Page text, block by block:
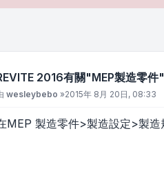
2016有關"MEP製造零件"
章
wesleybebo »2015年 8月 20日, 08:33
MEP 製造零件>製造設定>製